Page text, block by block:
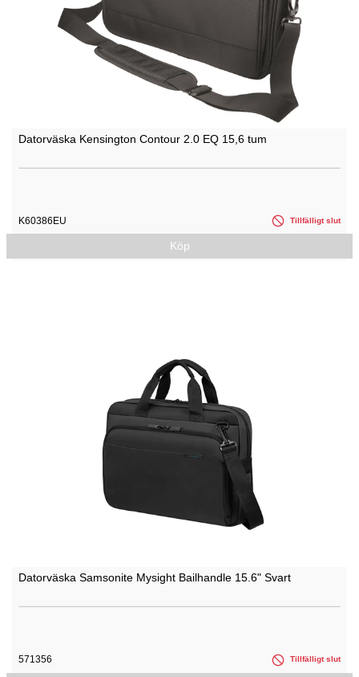
Datorväska Kensington Contour 2.0 EQ 15,6 tum
K60386EU Tillfälligt slut
Köp
Datorväska Samsonite Mysight Bailhandle 15.6" Svart
571356 Tillfälligt slut